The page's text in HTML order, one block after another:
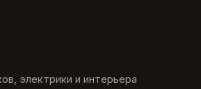
электрики и интерьера